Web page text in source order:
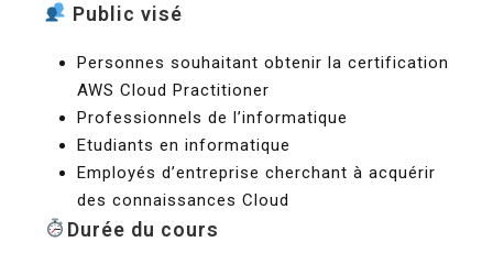
Public visé
Personnes souhaitant obtenir la certification
AWS Cloud Practitioner
Professionnels de l’informatique
Etudiants en informatique
Employés d’entreprise cherchant à acquérir
des connaissances Cloud
Durée du cours